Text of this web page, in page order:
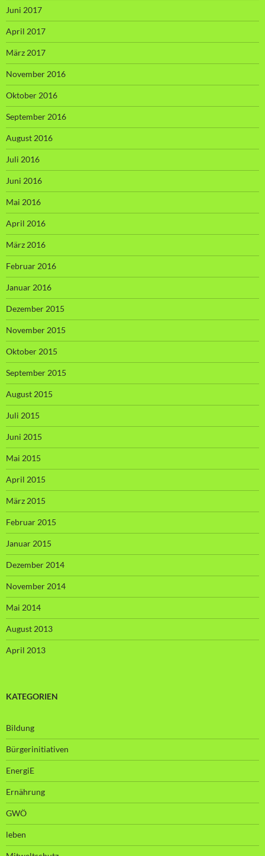
Juni 2017
April 2017
März 2017
November 2016
Oktober 2016
September 2016
August 2016
Juli 2016
Juni 2016
Mai 2016
April 2016
März 2016
Februar 2016
Januar 2016
Dezember 2015
November 2015
Oktober 2015
September 2015
August 2015
Juli 2015
Juni 2015
Mai 2015
April 2015
März 2015
Februar 2015
Januar 2015
Dezember 2014
November 2014
Mai 2014
August 2013
April 2013
KATEGORIEN
Bildung
Bürgerinitiativen
EnergiE
Ernährung
GWÖ
leben